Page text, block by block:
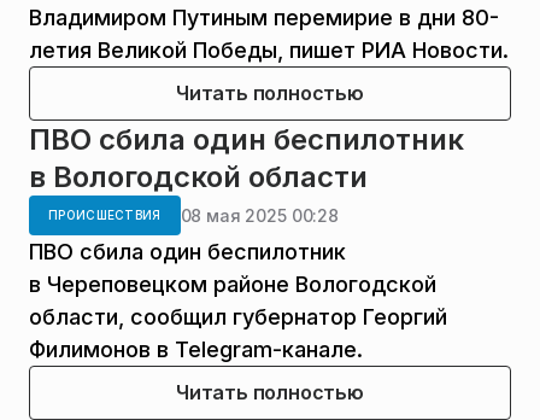
Владимиром Путиным перемирие в дни 80-
летия Великой Победы, пишет РИА Новости.
Читать полностью
ПВО сбила один беспилотник
в Вологодской области
ПРОИСШЕСТВИЯ 08 мая 2025 00:28
ПВО сбила один беспилотник
в Череповецком районе Вологодской
области, сообщил губернатор Георгий
Филимонов в Telegram-канале.
Читать полностью